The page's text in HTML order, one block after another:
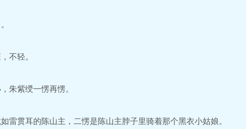
不轻。
朱紫绶一愣再愣。
雷贯耳的陈山主，二愣是陈山主脖子里骑着那个黑衣小姑娘。